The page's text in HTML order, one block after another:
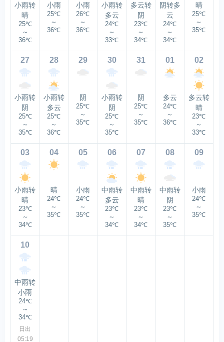
小雨转
晴
25℃
～
36℃
小雨
25℃
～
36℃
小雨
26℃
～
36℃
小雨转
多云
24℃
～
33℃
多云转
阴
23℃
～
34℃
阴转多
云
24℃
～
34℃
晴
25℃
～
35℃
27
小雨转
阴
25℃
～
35℃
28
小雨转
多云
25℃
～
36℃
29
阴
25℃
～
35℃
30
小雨转
阴
25℃
～
35℃
31
阴
25℃
～
35℃
01
多云
24℃
～
36℃
02
多云转
晴
23℃
～
33℃
03
小雨转
晴
23℃
～
34℃
04
晴
24℃
～
35℃
05
小雨
24℃
～
35℃
06
中雨转
多云
23℃
～
34℃
07
中雨转
晴
23℃
～
34℃
08
中雨转
阴
23℃
～
35℃
09
小雨
24℃
～
35℃
10
中雨转
小雨
24℃
～
34℃
日出
05:19